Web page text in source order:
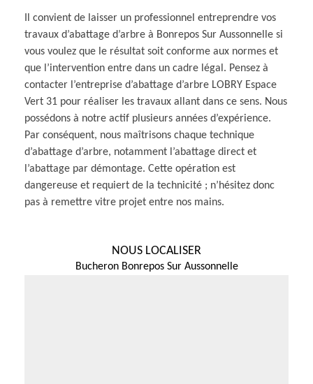
Il convient de laisser un professionnel entreprendre vos
travaux d’abattage d’arbre à Bonrepos Sur Aussonnelle si
vous voulez que le résultat soit conforme aux normes et
que l’intervention entre dans un cadre légal. Pensez à
contacter l’entreprise d’abattage d’arbre LOBRY Espace
Vert 31 pour réaliser les travaux allant dans ce sens. Nous
possédons à notre actif plusieurs années d’expérience.
Par conséquent, nous maîtrisons chaque technique
d’abattage d’arbre, notamment l’abattage direct et
l’abattage par démontage. Cette opération est
dangereuse et requiert de la technicité ; n’hésitez donc
pas à remettre vitre projet entre nos mains.
NOUS LOCALISER
Bucheron Bonrepos Sur Aussonnelle